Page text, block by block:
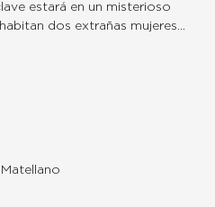
estará en un misterioso
dos extrañas mujeres…